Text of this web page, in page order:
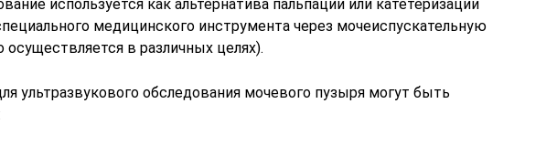
используется как альтернатива пальпации или катетеризации
медицинского инструмента через мочеиспускательную
осуществляется в различных целях).
ультразвукового обследования мочевого пузыря могут быть